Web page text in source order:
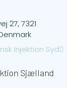
27, 7321
Injektion Syd
Sjælland